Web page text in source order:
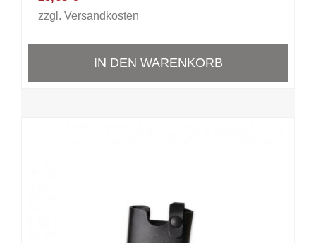
zzgl. Versandkosten
IN DEN WARENKORB